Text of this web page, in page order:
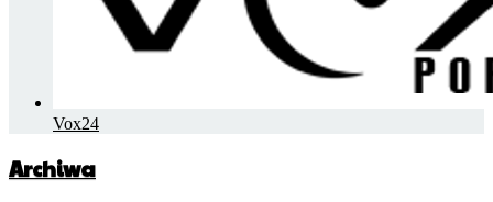
Vox24
Archiwa